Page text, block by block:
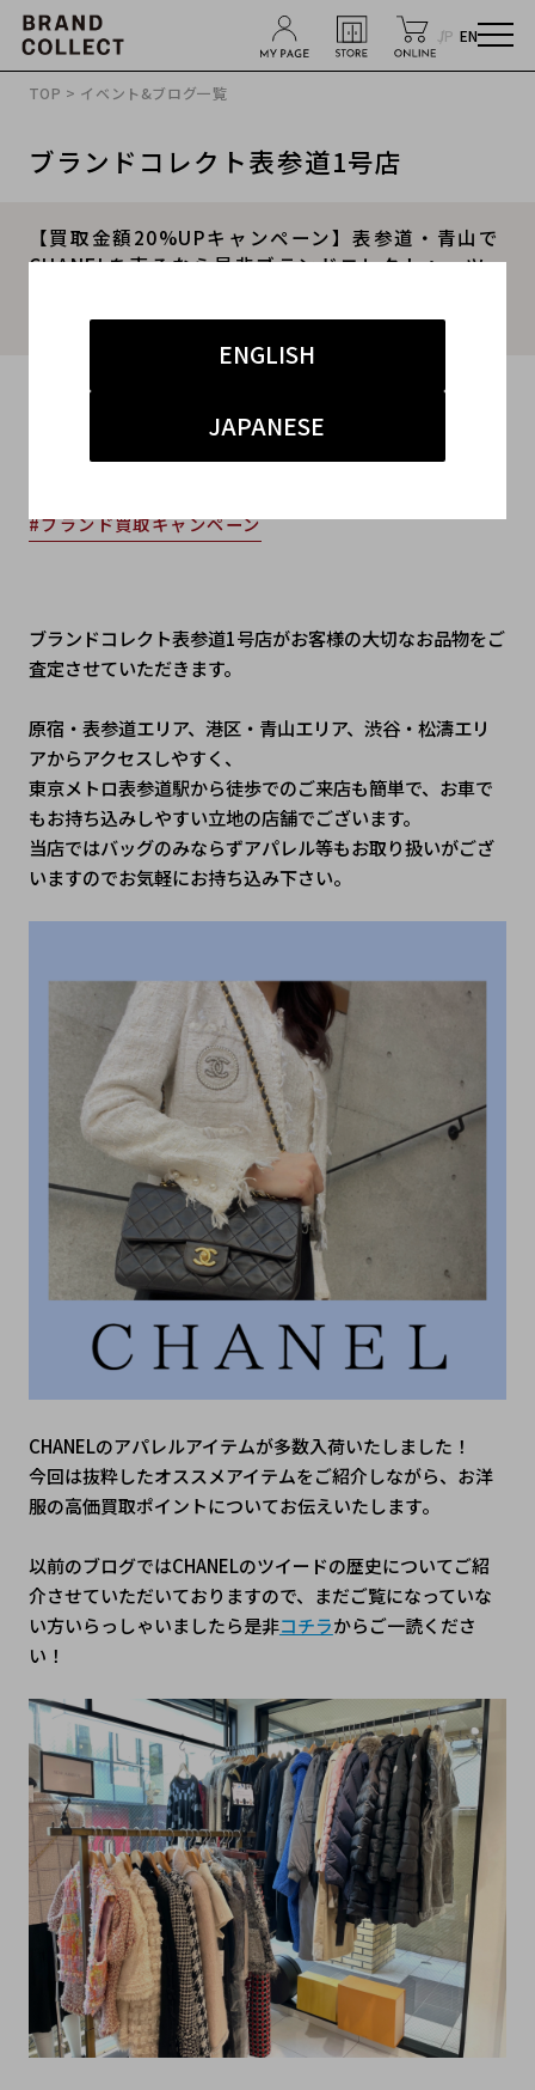
JP EN
ENGLISH
JAPANESE
TOP > イベント&ブログ一覧
ブランドコレクト表参道1号店
【買取金額20%UPキャンペーン】表参道・青山で
CHANELを売るなら是非ブランドコレクトへ。ツ
CHANELのお洋服も高価買取いたします！
2023.11.05
#表参道1号店
#買取
#ブランド買取キャンペーン
ブランドコレクト表参道1号店がお客様の大切なお品物をご
査定させていただきます。
原宿・表参道エリア、港区・青山エリア、渋谷・松濤エリ
アからアクセスしやすく、
東京メトロ表参道駅から徒歩でのご来店も簡単で、お車で
もお持ち込みしやすい立地の店舗でございます。
当店ではバッグのみならずアパレル等もお取り扱いがござ
いますのでお気軽にお持ち込み下さい。
CHANELのアパレルアイテムが多数入荷いたしました！
今回は抜粋したオススメアイテムをご紹介しながら、お洋
服の高価買取ポイントについてお伝えいたします。
以前のブログではCHANELのツイードの歴史についてご紹
介させていただいておりますので、まだご覧になっていな
い方いらっしゃいましたら是非コチラからご一読くださ
い！